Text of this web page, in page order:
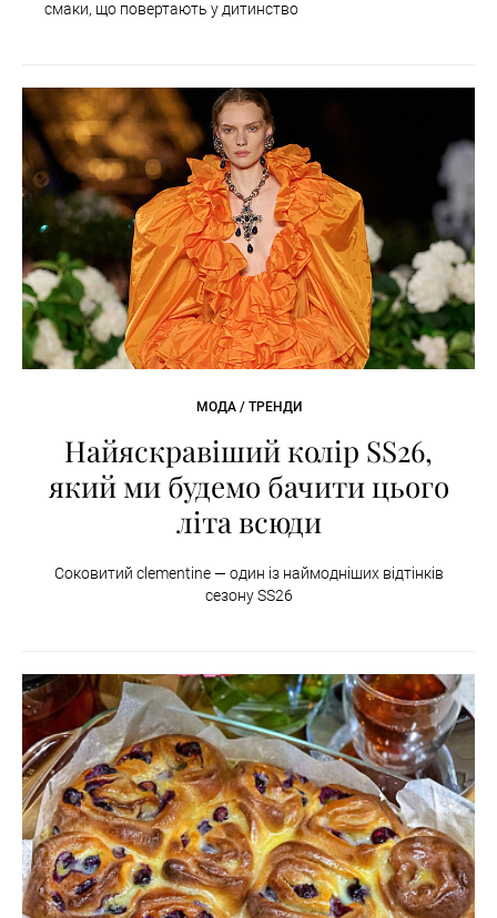
смаки, що повертають у дитинство
МОДА / ТРЕНДИ
Найяскравіший колір SS26,
який ми будемо бачити цього
літа всюди
Соковитий clementine — один із наймодніших відтінків
сезону SS26